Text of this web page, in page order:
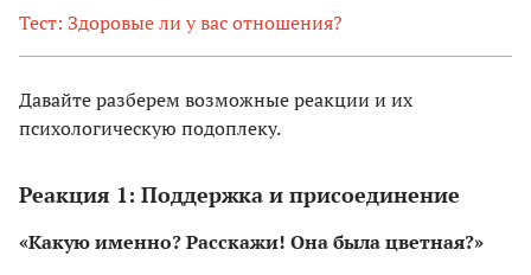
Тест: Здоровые ли у вас отношения?
Давайте разберем возможные реакции и их
психологическую подоплеку.
Реакция 1: Поддержка и присоединение
«Какую именно? Расскажи! Она была цветная?»